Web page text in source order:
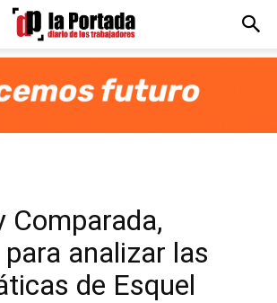
Comparada,
analizar las
de Esquel